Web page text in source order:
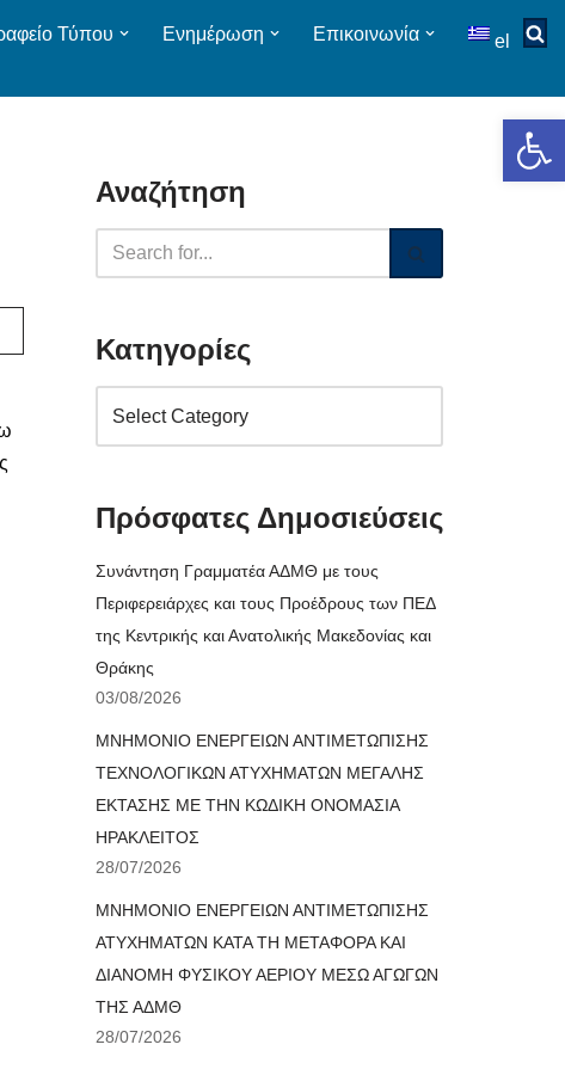
Τύπου Ενημέρωση Επικοινωνία el
Αναζήτηση
Κατηγορίες
Πρόσφατες Δημοσιεύσεις
Συνάντηση Γραμματέα ΑΔΜΘ με τους
Περιφερειάρχες και τους Προέδρους των ΠΕΔ
της Κεντρικής και Ανατολικής Μακεδονίας και
Θράκης
03/08/2026
ΜΝΗΜΟΝΙΟ ΕΝΕΡΓΕΙΩΝ ΑΝΤΙΜΕΤΩΠΙΣΗΣ
ΤΕΧΝΟΛΟΓΙΚΩΝ ΑΤΥΧΗΜΑΤΩΝ ΜΕΓΑΛΗΣ
ΕΚΤΑΣΗΣ ΜΕ ΤΗΝ ΚΩΔΙΚΗ ΟΝΟΜΑΣΙΑ
ΗΡΑΚΛΕΙΤΟΣ
28/07/2026
ΜΝΗΜΟΝΙΟ ΕΝΕΡΓΕΙΩΝ ΑΝΤΙΜΕΤΩΠΙΣΗΣ
ΑΤΥΧΗΜΑΤΩΝ ΚΑΤΑ ΤΗ ΜΕΤΑΦΟΡΑ ΚΑΙ
ΔΙΑΝΟΜΗ ΦΥΣΙΚΟΥ ΑΕΡΙΟΥ ΜΕΣΩ ΑΓΩΓΩΝ
ΤΗΣ ΑΔΜΘ
28/07/2026